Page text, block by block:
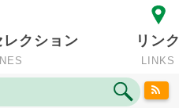
レクション リンク
LINKS